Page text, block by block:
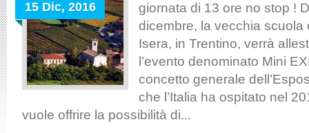
15 Dic, 2016
giornata di 13 ore no stop !
dicembre, la vecchia scuola
Isera, in Trentino, verrà
l’evento denominato Mini
concetto generale
che l’Italia ha ospitato nel
vuole offrire la possibilità di...